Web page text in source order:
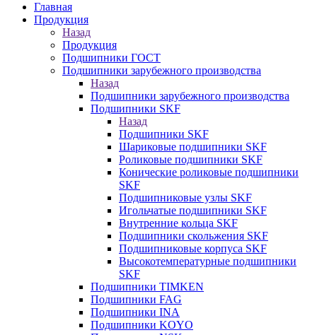
Главная
Продукция
Назад
Продукция
Подшипники ГОСТ
Подшипники зарубежного производства
Назад
Подшипники зарубежного производства
Подшипники SKF
Назад
Подшипники SKF
Шариковые подшипники SKF
Роликовые подшипники SKF
Конические роликовые подшипники
SKF
Подшипниковые узлы SKF
Игольчатые подшипники SKF
Внутренние кольца SKF
Подшипники скольжения SKF
Подшипниковые корпуса SKF
Высокотемпературные подшипники
SKF
Подшипники TIMKEN
Подшипники FAG
Подшипники INA
Подшипники KOYO